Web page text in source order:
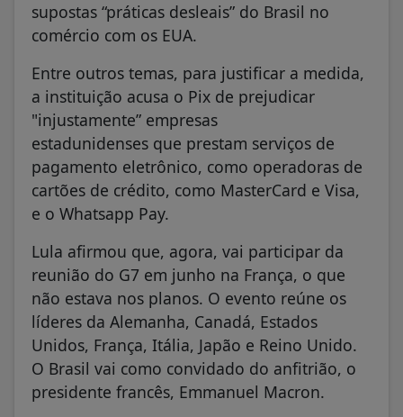
supostas “práticas desleais” do Brasil no
comércio com os EUA.
Entre outros temas, para justificar a medida,
a instituição acusa o Pix de prejudicar
"injustamente” empresas
estadunidenses que prestam serviços de
pagamento eletrônico, como operadoras de
cartões de crédito, como MasterCard e Visa,
e o Whatsapp Pay.
Lula afirmou que, agora, vai participar da
reunião do G7 em junho na França, o que
não estava nos planos. O evento reúne os
líderes da Alemanha, Canadá, Estados
Unidos, França, Itália, Japão e Reino Unido.
O Brasil vai como convidado do anfitrião, o
presidente francês, Emmanuel Macron.